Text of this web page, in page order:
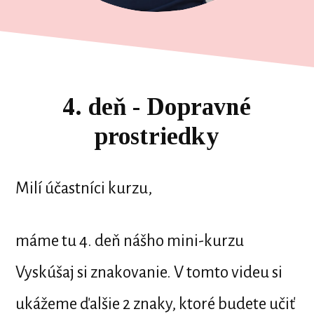
4. deň - Dopravné
prostriedky
Milí účastníci kurzu,
máme tu 4. deň nášho mini-kurzu
Vyskúšaj si znakovanie. V tomto videu si
ukážeme ďalšie 2 znaky, ktoré budete učiť